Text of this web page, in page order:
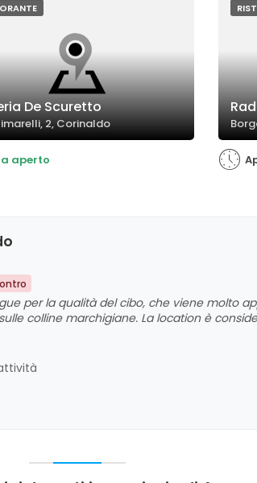
anche la freschezza degli
De Scuretto
2, Corinaldo
aperto
per la qualità del cibo, che viene molto
colline marchigiane. La location è
Tuttavia, alcuni clienti segnalano criticità
autentica e rilassante, con un